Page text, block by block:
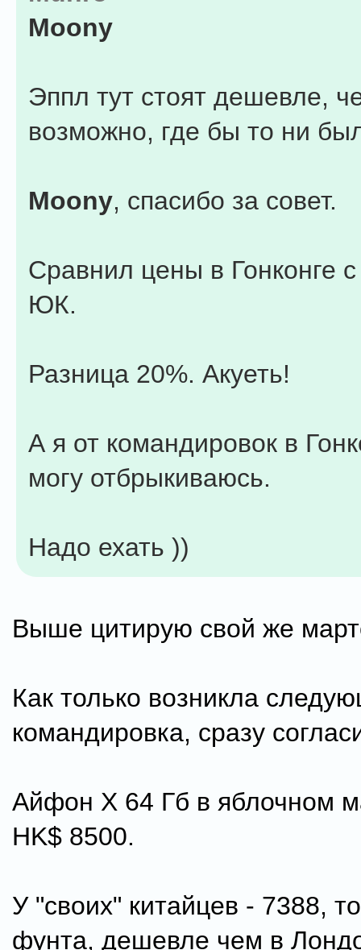
Moony
Эппл тут стоят дешевле,
возможно, где бы то ни
Moony, спасибо за совет.
Сравнил цены в Гонконге
ЮК.
Разница 20%. Акуеть!
А я от командировок в
могу отбрыкиваюсь.
Надо ехать ))
Выше цитирую свой же
Как только возникла
командировка, сразу
Айфон Х 64 Гб в яблочном
HK$ 8500.
У "своих" китайцев - 7388,
фунта, дешевле чем в